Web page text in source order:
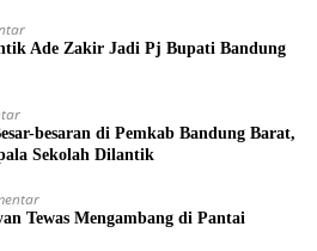
Ade Zakir Jadi Pj Bupati Bandung
besaran di Pemkab Bandung Barat,
Sekolah Dilantik
Tewas Mengambang di Pantai